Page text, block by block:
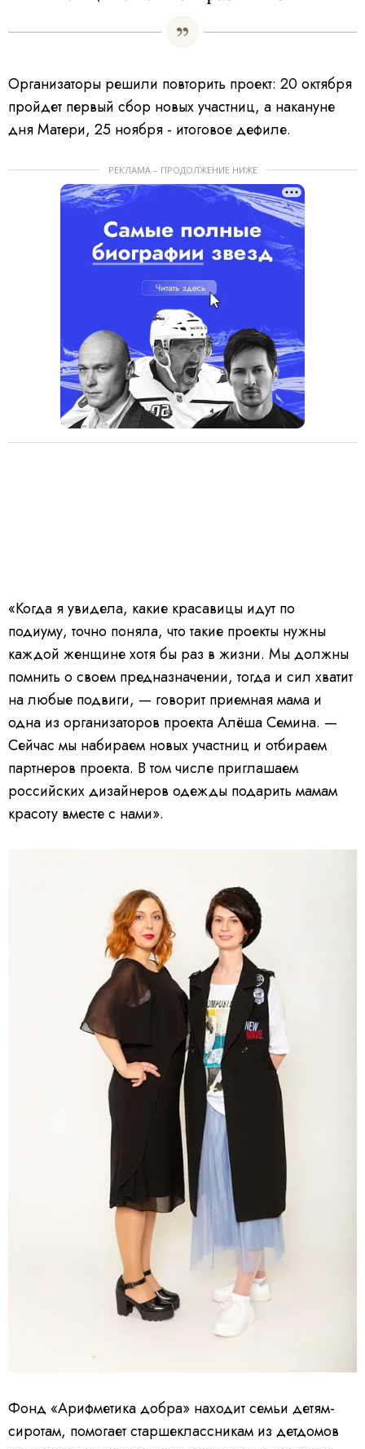
Организаторы решили повторить проект: 20 октября
пройдет первый сбор новых участниц, а накануне
дня Матери, 25 ноября - итоговое дефиле.
РЕКЛАМА – ПРОДОЛЖЕНИЕ НИЖЕ
«Когда я увидела, какие красавицы идут по
подиуму, точно поняла, что такие проекты нужны
каждой женщине хотя бы раз в жизни. Мы должны
помнить о своем предназначении, тогда и сил хватит
на любые подвиги, — говорит приемная мама и
одна из организаторов проекта Алёша Семина. —
Сейчас мы набираем новых участниц и отбираем
партнеров проекта. В том числе приглашаем
российских дизайнеров одежды подарить мамам
красоту вместе с нами».
Фонд «Арифметика добра» находит семьи детям-
сиротам, помогает старшеклассникам из детдомов